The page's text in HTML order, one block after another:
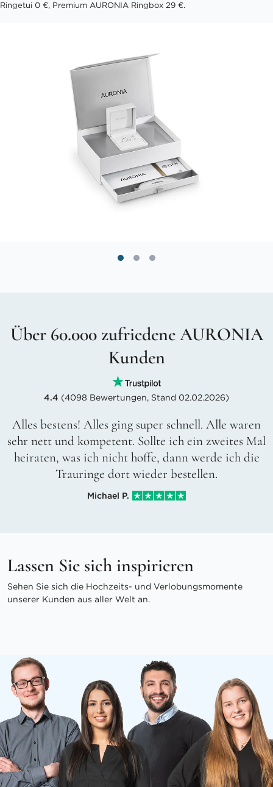
Ringetui 0 €, Premium AURONIA Ringbox 29 €.
Über 60.000 zufriedene AURONIA
Kunden
4.4 (4098 Bewertungen, Stand 02.02.2026)
Alles bestens! Alles ging super schnell. Alle waren
sehr nett und kompetent. Sollte ich ein zweites Mal
heiraten, was ich nicht hoffe, dann werde ich die
Trauringe dort wieder bestellen.
Michael P.
Lassen Sie sich inspirieren
Sehen Sie sich die Hochzeits- und Verlobungsmomente
unserer Kunden aus aller Welt an.